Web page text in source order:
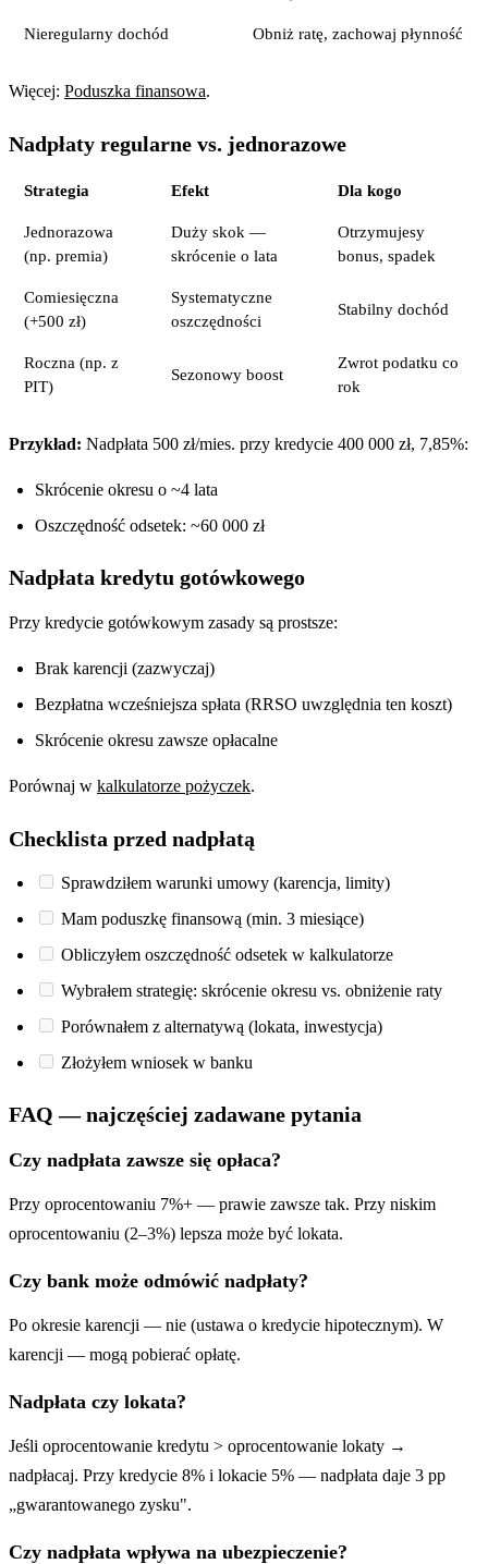
Nieregularny dochód Obniż ratę, zachowaj płynność
Więcej: Poduszka finansowa.
Nadpłaty regularne vs. jednorazowe
Strategia Efekt Dla kogo
Jednorazowa
(np. premia)
Duży skok —
skrócenie o lata
Otrzymujesy
bonus, spadek
Comiesięczna
(+500 zł)
Systematyczne
oszczędności
Stabilny dochód
Roczna (np. z
PIT)
Sezonowy boost
Zwrot podatku co
rok
Przykład: Nadpłata 500 zł/mies. przy kredycie 400 000 zł, 7,85%:
Skrócenie okresu o ~4 lata
Oszczędność odsetek: ~60 000 zł
Nadpłata kredytu gotówkowego
Przy kredycie gotówkowym zasady są prostsze:
Brak karencji (zazwyczaj)
Bezpłatna wcześniejsza spłata (RRSO uwzględnia ten koszt)
Skrócenie okresu zawsze opłacalne
Porównaj w kalkulatorze pożyczek.
Checklista przed nadpłatą
Sprawdziłem warunki umowy (karencja, limity)
Mam poduszkę finansową (min. 3 miesiące)
Obliczyłem oszczędność odsetek w kalkulatorze
Wybrałem strategię: skrócenie okresu vs. obniżenie raty
Porównałem z alternatywą (lokata, inwestycja)
Złożyłem wniosek w banku
FAQ — najczęściej zadawane pytania
Czy nadpłata zawsze się opłaca?
Przy oprocentowaniu 7%+ — prawie zawsze tak. Przy niskim
oprocentowaniu (2–3%) lepsza może być lokata.
Czy bank może odmówić nadpłaty?
Po okresie karencji — nie (ustawa o kredycie hipotecznym). W
karencji — mogą pobierać opłatę.
Nadpłata czy lokata?
Jeśli oprocentowanie kredytu > oprocentowanie lokaty →
nadpłacaj. Przy kredycie 8% i lokacie 5% — nadpłata daje 3 pp
„gwarantowanego zysku".
Czy nadpłata wpływa na ubezpieczenie?